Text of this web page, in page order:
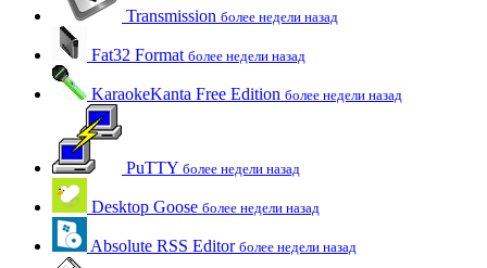
Transmission более недели назад
Fat32 Format более недели назад
KaraokeKanta Free Edition более недели назад
PuTTY более недели назад
Desktop Goose более недели назад
Absolute RSS Editor более недели назад